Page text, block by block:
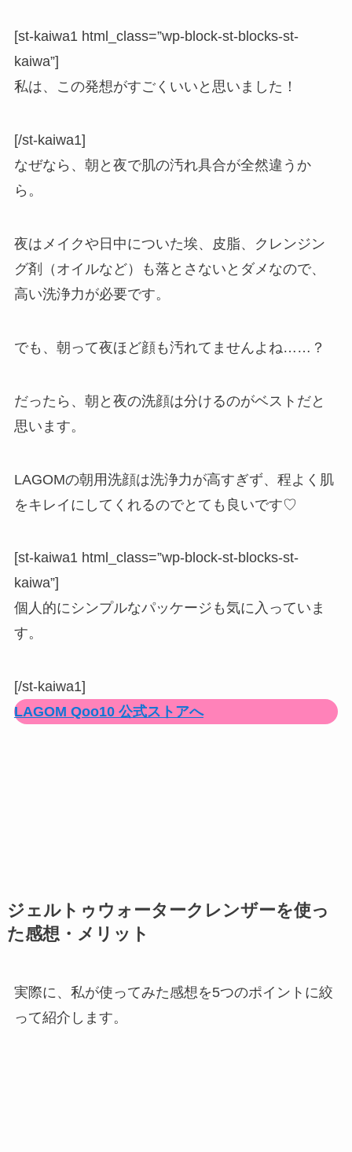
[st-kaiwa1 html_class=”wp-block-st-blocks-st-
kaiwa”]
私は、この発想がすごくいいと思いました！
[/st-kaiwa1]
なぜなら、朝と夜で肌の汚れ具合が全然違うか
ら。
夜はメイクや日中についた埃、皮脂、クレンジン
グ剤（オイルなど）も落とさないとダメなので、
高い洗浄力が必要です。
でも、朝って夜ほど顔も汚れてませんよね……？
だったら、 朝と夜の洗顔は分けるのがベスト だと
思います。
LAGOMの朝用洗顔は洗浄力が高すぎず、程よく肌
をキレイにしてくれるのでとても良いです♡
[st-kaiwa1 html_class=”wp-block-st-blocks-st-
kaiwa”]
個人的にシンプルなパッケージも気に入っていま
す。
[/st-kaiwa1]
LAGOM Qoo10 公式ストアへ
ジェルトゥウォータークレンザーを使っ
た感想・メリット
実際に、私が使ってみた感想を5つのポイントに絞
って紹介します。